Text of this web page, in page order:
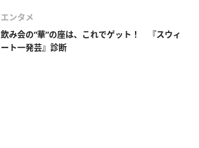
エンタメ
飲み会の“華”の座は、これでゲット！ 『スウィ
ート一発芸』診断